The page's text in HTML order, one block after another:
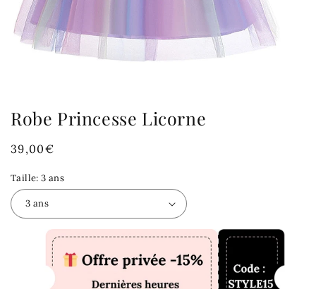
Robe Princesse Licorne
Prix
39,00€
Taille:3 ans